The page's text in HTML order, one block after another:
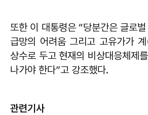
또한 이 대통령은 “당분간은 글로
급망의 어려움 그리고 고유가가
상수로 두고 현재의 비상대응체제
나가야 한다”고 강조했다.
관련기사